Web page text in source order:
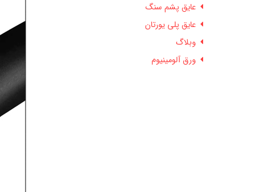
عایق پشم سنگ
عایق پلی یورتان
وبلاگ
ورق آلومینیوم